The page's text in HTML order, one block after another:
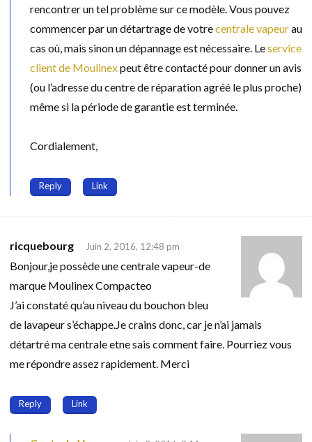
rencontrer un tel problème sur ce modèle. Vous pouvez
commencer par un détartrage de votrecentrale vapeurau
cas où, mais sinon un dépannage est nécessaire. Leservice
client de Moulinexpeut être contacté pour donner un avis
(ou l’adresse du centre de réparation agréé le plus proche)
même si la période de garantie est terminée.
Cordialement,
Reply Link
ricquebourg Juin 2, 2016, 12:48 pm
Bonjour,je possède une centrale vapeur-de
marque Moulinex Compacteo
J’ai constaté qu’au niveau du bouchon bleu
de lavapeur s’échappe.Je crains donc, car je n’ai jamais
détartré ma centrale etne sais comment faire. Pourriez vous
me répondre assez rapidement. Merci
Reply Link